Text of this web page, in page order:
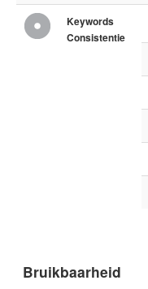
Keywords
Consistentie
Bruikbaarheid